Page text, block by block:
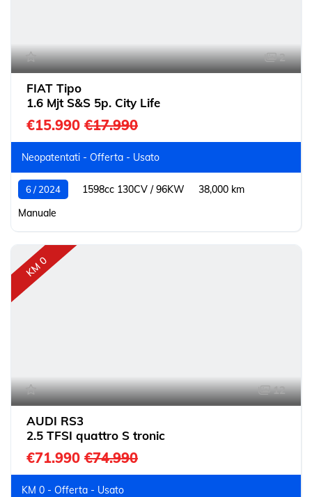
2
FIAT Tipo
1.6 Mjt S&S 5p. City Life
€15.990 €17.990
Neopatentati - Offerta - Usato
6 / 2024 1598cc 130CV / 96KW
38,000 km
Manuale
KM 0
12
AUDI RS3
2.5 TFSI quattro S tronic
€71.990 €74.990
KM 0 - Offerta - Usato